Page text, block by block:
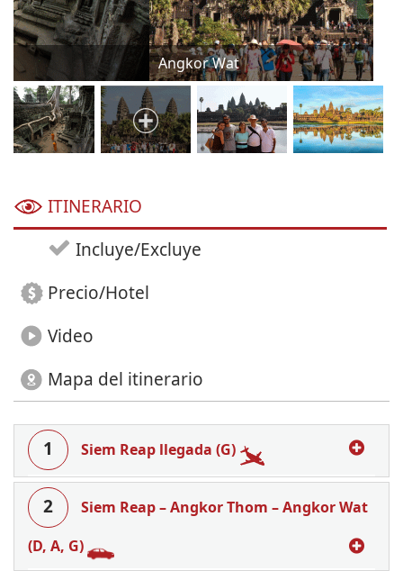
Angkor Wat
ITINERARIO
Incluye/Excluye
Precio/Hotel
Video
Mapa del itinerario
1 Siem Reap llegada (G)
2
Siem Reap – Angkor Thom – Angkor Wat
(D, A, G)